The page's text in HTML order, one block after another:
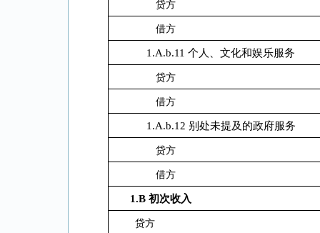
贷方
借方
1.A.b.11 个人、文化和娱乐服务
贷方
借方
1.A.b.12 别处未提及的政府服务
贷方
借方
1.B 初次收入
贷方